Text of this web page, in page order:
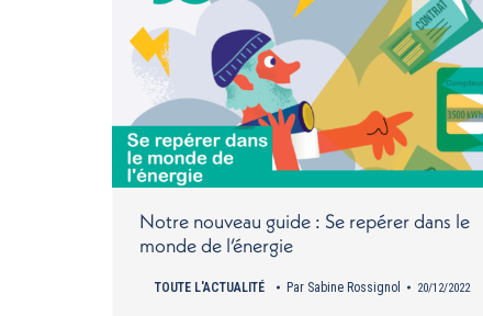
Notre nouveau guide : Se repérer dans le
monde de l’énergie
TOUTE L'ACTUALITÉ Par Sabine Rossignol 20/12/2022